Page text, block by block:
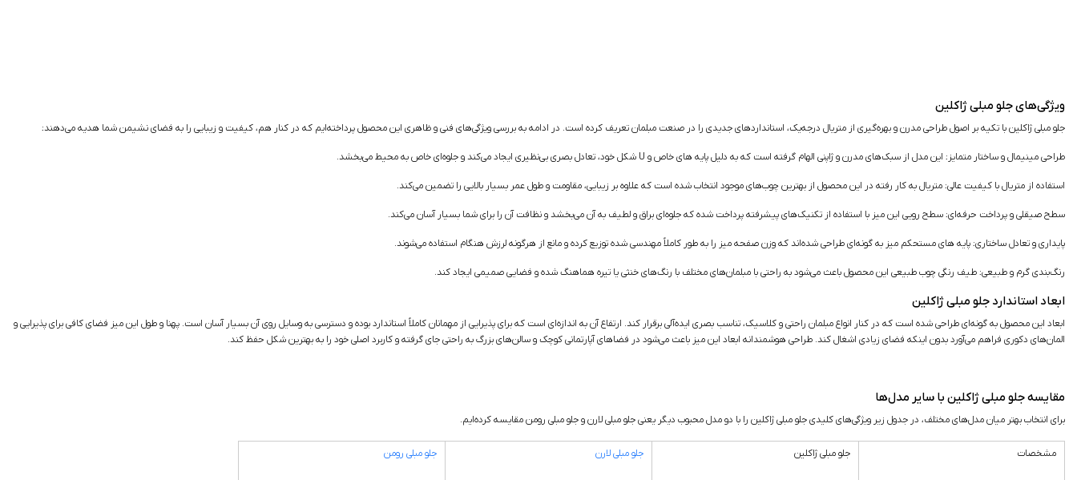
ویژگی‌های جلو مبلی ژاکلین
جلو مبلی ژاکلین با تکیه بر اصول طراحی مدرن و بهره‌گیری از متریال درجه‌یک، استانداردهای جدیدی را در صنعت مبلمان تعریف کرده است. در ادامه به بررسی ویژگی‌های فنی و ظاهری این محصول پرداخته‌ایم که در کنار هم، کیفیت و زیبایی را به فضای نشیمن شما هدیه می‌دهند:
طراحی مینیمال و ساختار متمایز: این مدل از سبک‌های مدرن و ژاپنی الهام گرفته است که به دلیل پایه های خاص و U شکل خود، تعادل بصری بی‌نظیری ایجاد می‌کند و جلوه‌ای خاص به محیط می‌بخشد.
استفاده از متریال با کیفیت عالی:متریال به کار رفته در این محصول از بهترین چوب‌های موجود انتخاب شده است که علاوه بر زیبایی، مقاومت و طول عمر بسیار بالایی را تضمین می‌کند.
سطح صیقلی و پرداخت حرفه‌ای: سطح رویی این میز با استفاده از تکنیک‌های پیشرفته پرداخت شده که جلوه‌ای براق و لطیف به آن می‌بخشد و نظافت آن را برای شما بسیار آسان می‌کند.
پایداری و تعادل ساختاری:پایه های مستحکم میز به گونه‌ای طراحی شده‌اند که وزن صفحه میز را به طور کاملاً مهندسی شده توزیع کرده و مانع از هرگونه لرزش هنگام استفاده می‌شوند.
رنگ‌بندی گرم و طبیعی:طیف رنگی چوب طبیعی این محصول باعث می‌شود به راحتی با مبلمان‌های مختلف با رنگ‌های خنثی یا تیره هماهنگ شده و فضایی صمیمی ایجاد کند.
ابعاد استاندارد جلو مبلی ژاکلین
ابعاد این محصول به گونه‌ای طراحی شده است که در کنار انواع مبلمان راحتی و کلاسیک، تناسب بصری ایده‌آلی برقرار کند. ارتفاع آن به اندازه‌ای است که برای پذیرایی از مهمانان کاملاً استاندارد بوده و دسترسی به وسایل روی آن بسیار آسان است. پهنا و طول این میز فضای کافی برای پذیرایی و
المان‌های دکوری فراهم می‌آورد بدون اینکه فضای زیادی اشغال کند. طراحی هوشمندانه ابعاد این میز باعث می‌شود در فضاهای آپارتمانی کوچک و سالن‌های بزرگ به راحتی جای گرفته و کاربرد اصلی خود را به بهترین شکل حفظ کند.
مقایسه جلو مبلی ژاکلین با سایر مدل‌ها
برای انتخاب بهتر میان مدل‌های مختلف، در جدول زیر ویژگی‌های کلیدی جلو مبلی ژاکلین را با دو مدل محبوب دیگر یعنی جلو مبلی لارن و جلو مبلی رومن مقایسه کرده‌ایم.
مشخصات جلو مبلی ژاکلین جلو مبلی لارن جلو مبلی رومن